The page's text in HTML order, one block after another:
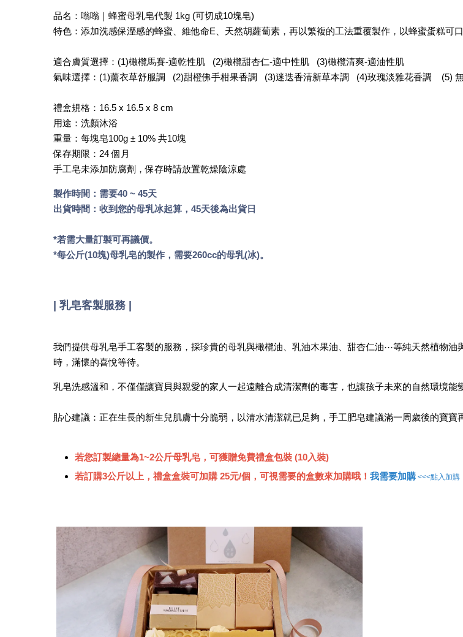
品名：嗡嗡｜蜂蜜母乳皂代製 1kg (可切成10塊皂)
特色：添加洗感保溼感的蜂蜜、維他命E、天然胡蘿蔔素，再以繁複的工法重覆製作，以蜂蜜蛋糕可
適合膚質選擇：(1)橄欖馬賽-適乾性肌 (2)橄欖甜杏仁-適中性肌 (3)橄欖清爽-適油性肌
氣味選擇：(1)薰衣草舒服調 (2)甜橙佛手柑果香調 (3)迷迭香清新草本調 (4)玫瑰淡雅花香調 (5)
禮盒規格：16.5 x 16.5 x 8 cm
用途：洗顏沐浴
重量：每塊皂100g ± 10% 共10塊
保存期限：24 個月
手工皂未添加防腐劑，保存時請放置乾燥陰涼處
製作時間：需要40 ~ 45天
出貨時間：收到您的母乳冰起算，45天後為出貨日
*若需大量訂製可再議價。
*每公斤(10塊)母乳皂的製作，需要260cc的母乳(冰)。
| 乳皂客製服務 |
我們提供母乳皂手工客製的服務，採珍貴的母乳與橄欖油、乳油木果油、甜杏仁油⋯等純天然植物
時，滿懷的喜悅等待。
乳皂洗感溫和，不僅僅讓寶貝與親愛的家人一起遠離合成清潔劑的毒害，也讓孩子未來的自然環境能
貼心建議：正在生長的新生兒肌膚十分脆弱，以清水清潔就已足夠，手工肥皂建議滿一周歲後的寶寶
若您訂製總量為1~2公斤母乳皂，可獲贈免費禮盒包裝 (10入裝)
若訂購3公斤以上，禮盒盒裝可加購 25元/個，可視需要的盒數來加購哦！ 我需要加購 <<<點入加購